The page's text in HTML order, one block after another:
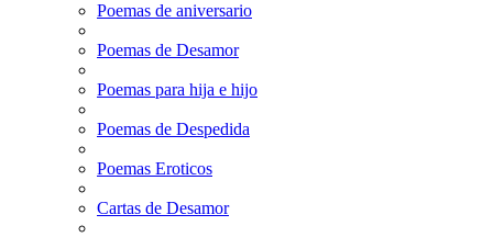
Poemas de aniversario
Poemas de Desamor
Poemas para hija e hijo
Poemas de Despedida
Poemas Eroticos
Cartas de Desamor